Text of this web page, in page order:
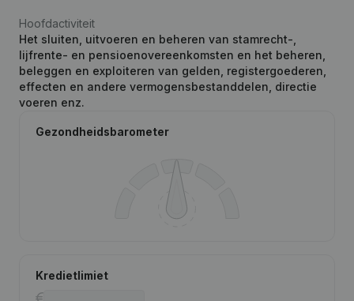
Hoofdactiviteit
Het sluiten, uitvoeren en beheren van stamrecht-,
lijfrente- en pensioenovereenkomsten en het beheren,
beleggen en exploiteren van gelden, registergoederen,
effecten en andere vermogensbestanddelen, directie
voeren enz.
Gezondheidsbarometer
Kredietlimiet